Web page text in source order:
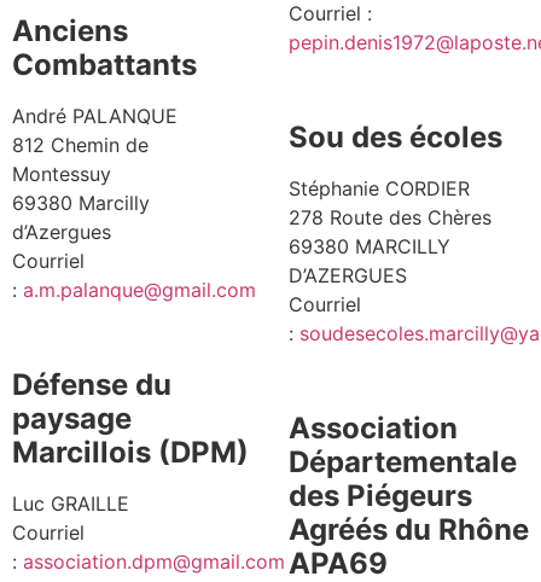
Anciens
Combattants
André PALANQUE
812 Chemin de
Montessuy
69380 Marcilly
d’Azergues
Courriel
: a.m.palanque@gmail.com
Défense du
paysage
Marcillois (DPM)
Luc GRAILLE
Courriel
: association.dpm@gmail.com
Courriel :
Sou des écoles
Stéphanie CORDIER
278 Route des Chères
69380 MARCILLY
D’AZERGUES
Courriel
:
Association
Départementale
des Piégeurs
Agréés du Rhône
APA69